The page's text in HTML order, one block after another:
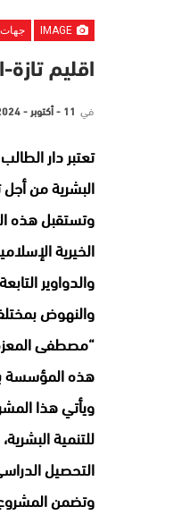
جهات
اقليم
في 11 - أكتوبر - 2024 | 12:17 مساءً
تعتبر دار
البشرية من
والدواوير
والنهوض
“مصطفى
هذه المؤسسة
ويأتي هذا
للتنمية
التحصيل